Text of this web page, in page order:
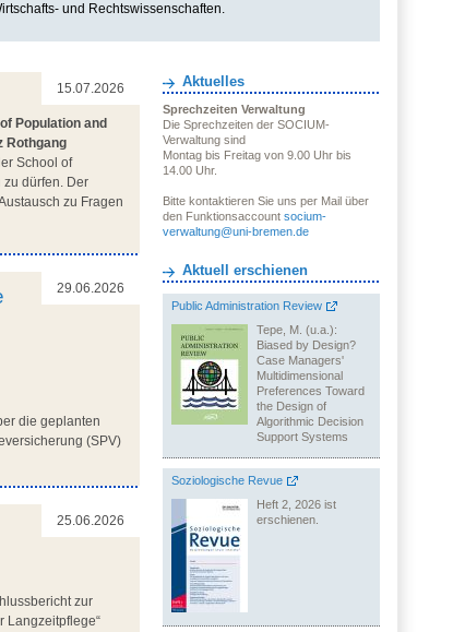
und Rechtswissenschaften.
15.07.2026
Population and
Rothgang
School of
dürfen. Der
zu Fragen
29.06.2026
die geplanten
(SPV)
25.06.2026
zur
Langzeitpflege“
Aktuelles
Sprechzeiten Verwaltung
Die Sprechzeiten der SOCIUM-
Verwaltung sind
Montag bis Freitag von 9.00 Uhr bis
14.00 Uhr.
Bitte kontaktieren Sie uns per Mail über
den Funktionsaccount socium-
verwaltung@uni-bremen.de
Aktuell erschienen
Public Administration Review
Tepe, M. (u.a.):
Biased by Design?
Case Managers'
Multidimensional
Preferences Toward
the Design of
Algorithmic Decision
Support Systems
Soziologische Revue
Heft 2, 2026 ist
erschienen.